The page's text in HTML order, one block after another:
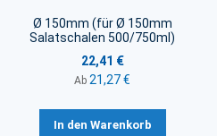
Ø 150mm (für Ø 150mm
Salatschalen 500/750ml)
22,41 €
Ab 21,27 €
In den Warenkorb